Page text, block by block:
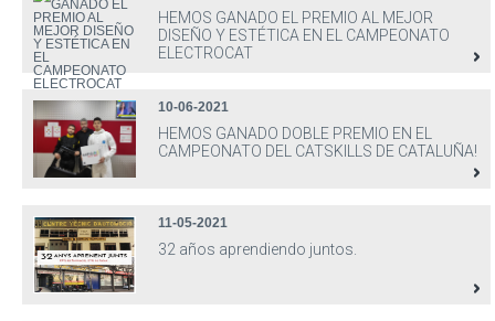
HEMOS GANADO EL PREMIO AL MEJOR
DISEÑO Y ESTÉTICA EN EL CAMPEONATO
ELECTROCAT
10-06-2021
HEMOS GANADO DOBLE PREMIO EN EL
CAMPEONATO DEL CATSKILLS DE CATALUÑA!
11-05-2021
32 años aprendiendo juntos.